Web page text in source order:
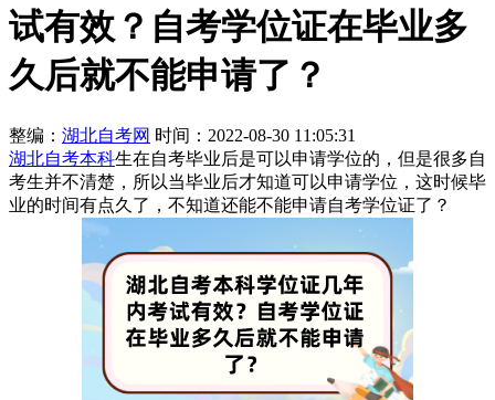
试有效？自考学位证在毕业多
久后就不能申请了？
整编： 湖北自考网 时间：2022-08-30 11:05:31
湖北自考本科生在自考毕业后是可以申请学位的，但是很多自
考生并不清楚，所以当毕业后才知道可以申请学位，这时候毕
业的时间有点久了，不知道还能不能申请自考学位证了？